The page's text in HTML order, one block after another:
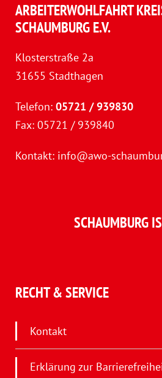
ARBEITERWOHLFAHRT
SCHAUMBURG E.V.
Klosterstraße 2a
31655 Stadthagen
Telefon: 05721 / 939830
Fax: 05721 / 939840
Kontakt: info@awo-
SCHAUMBURG
RECHT & SERVICE
Kontakt
Erklärung zur